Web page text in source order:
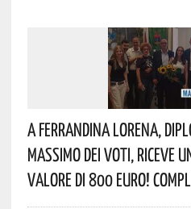
A Ferrandina Lorena,
Massimo Dei Voti, Riceve
Valore Di 800 Euro!